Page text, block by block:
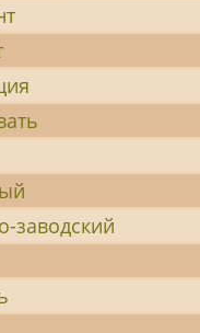
заводский